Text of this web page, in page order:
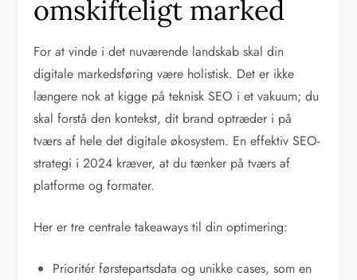
omskifteligt marked
For at vinde i det nuværende landskab skal din
digitale markedsføring være holistisk. Det er ikke
længere nok at kigge på teknisk SEO i et vakuum; du
skal forstå den kontekst, dit brand optræder i på
tværs af hele det digitale økosystem. En effektiv SEO-
strategi i 2024 kræver, at du tænker på tværs af
platforme og formater.
Her er tre centrale takeaways til din optimering:
Prioritér førstepartsdata og unikke cases, som en